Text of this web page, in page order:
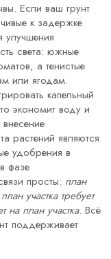
Если ваш грунт
к задержке
улучшения
света: южные
а тенистые
или ягодам.
капельный
экономит воду и
внесение
растений являются
удобрения в
фазе
просты: план
план участка требует
на план участка. Всё
поддерживает